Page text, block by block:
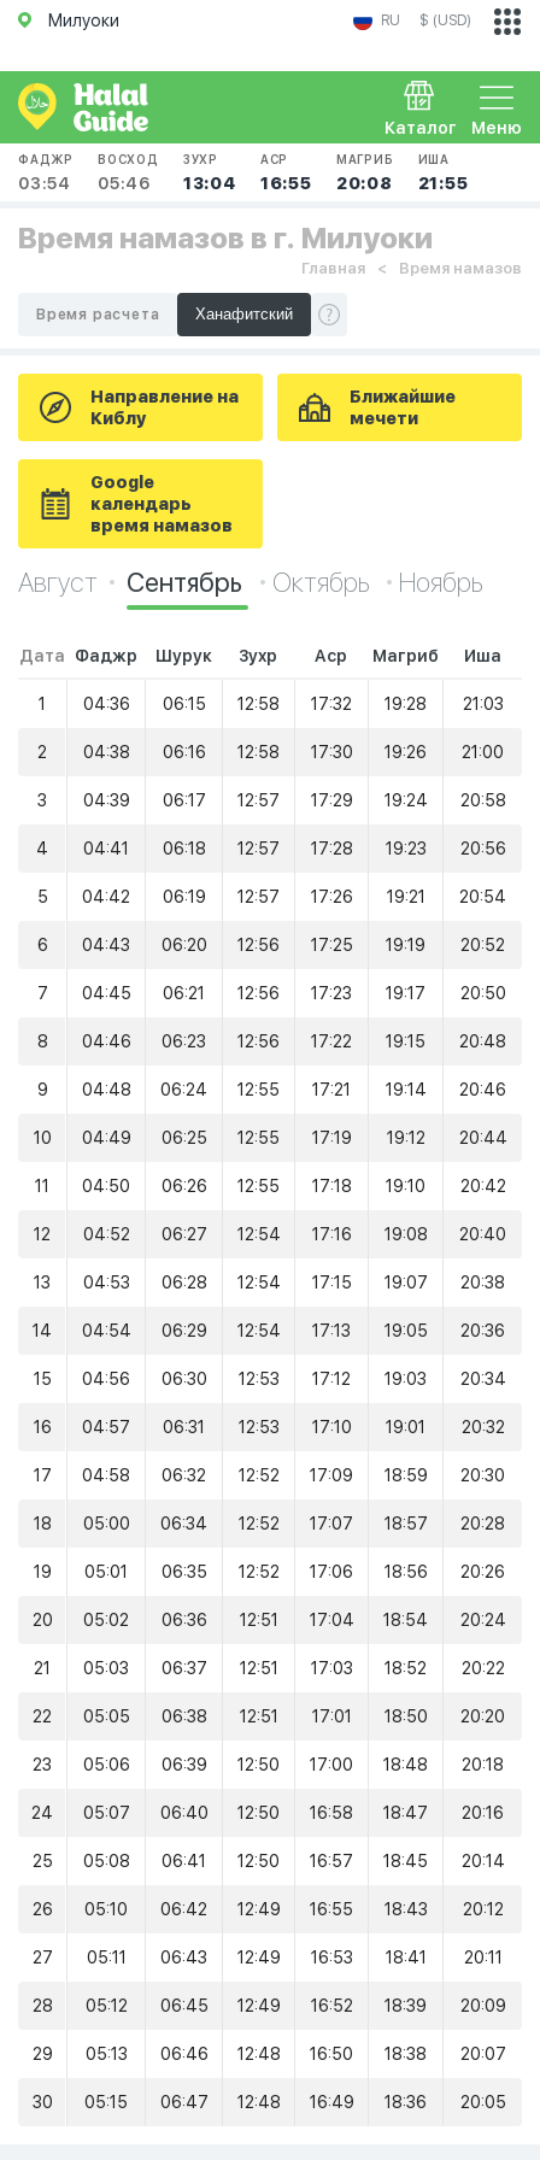
Милуоки RU $ (USD)
Меню
Каталог
ФАДЖР
03:54
ВОСХОД
05:46
ЗУХР
13:04
АСР
16:55
МАГРИБ
20:08
ИША
21:55
Время намазов в г. Милуоки
Главная Время намазов
Время расчета
Направление на
Киблу
Ближайшие
мечети
Google
календарь
время намазов
Август Сентябрь Октябрь Ноябрь
Дата Фаджр Шурук Зухр Аср Магриб Иша
1 04:36 06:15 12:58 17:32 19:28 21:03
2 04:38 06:16 12:58 17:30 19:26 21:00
3 04:39 06:17 12:57 17:29 19:24 20:58
4 04:41 06:18 12:57 17:28 19:23 20:56
5 04:42 06:19 12:57 17:26 19:21 20:54
6 04:43 06:20 12:56 17:25 19:19 20:52
7 04:45 06:21 12:56 17:23 19:17 20:50
8 04:46 06:23 12:56 17:22 19:15 20:48
9 04:48 06:24 12:55 17:21 19:14 20:46
10 04:49 06:25 12:55 17:19 19:12 20:44
11 04:50 06:26 12:55 17:18 19:10 20:42
12 04:52 06:27 12:54 17:16 19:08 20:40
13 04:53 06:28 12:54 17:15 19:07 20:38
14 04:54 06:29 12:54 17:13 19:05 20:36
15 04:56 06:30 12:53 17:12 19:03 20:34
16 04:57 06:31 12:53 17:10 19:01 20:32
17 04:58 06:32 12:52 17:09 18:59 20:30
18 05:00 06:34 12:52 17:07 18:57 20:28
19 05:01 06:35 12:52 17:06 18:56 20:26
20 05:02 06:36 12:51 17:04 18:54 20:24
21 05:03 06:37 12:51 17:03 18:52 20:22
22 05:05 06:38 12:51 17:01 18:50 20:20
23 05:06 06:39 12:50 17:00 18:48 20:18
24 05:07 06:40 12:50 16:58 18:47 20:16
25 05:08 06:41 12:50 16:57 18:45 20:14
26 05:10 06:42 12:49 16:55 18:43 20:12
27 05:11 06:43 12:49 16:53 18:41 20:11
28 05:12 06:45 12:49 16:52 18:39 20:09
29 05:13 06:46 12:48 16:50 18:38 20:07
30 05:15 06:47 12:48 16:49 18:36 20:05